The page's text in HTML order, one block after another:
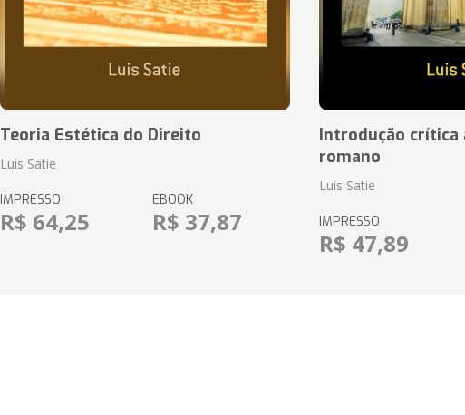
Teoria Estética do Direito
Luis Satie
IMPRESSO
R$ 64,25
EBOOK
R$ 37,87
Introdução crítica
romano
Luis Satie
IMPRESSO
R$ 47,89